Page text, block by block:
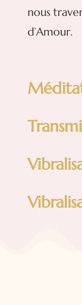
nous
d’Amour.